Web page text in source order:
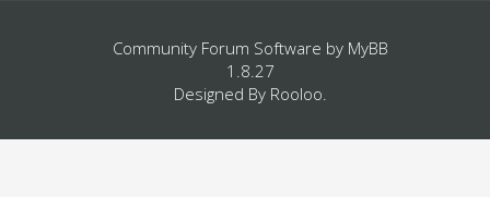
Community Forum Software by MyBB
1.8.27
Designed By Rooloo.